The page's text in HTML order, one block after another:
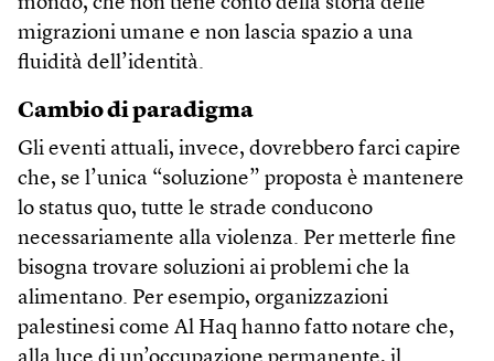
migrazioni umane e non lascia spazio a una
fluidità dell’identità.
Cambio di paradigma
Gli eventi attuali, invece, dovrebbero farci capire
che, se l’unica “soluzione” proposta è mantenere
lo status quo, tutte le strade conducono
necessariamente alla violenza. Per metterle fine
bisogna trovare soluzioni ai problemi che la
alimentano. Per esempio, organizzazioni
palestinesi come Al Haq hanno fatto notare che,